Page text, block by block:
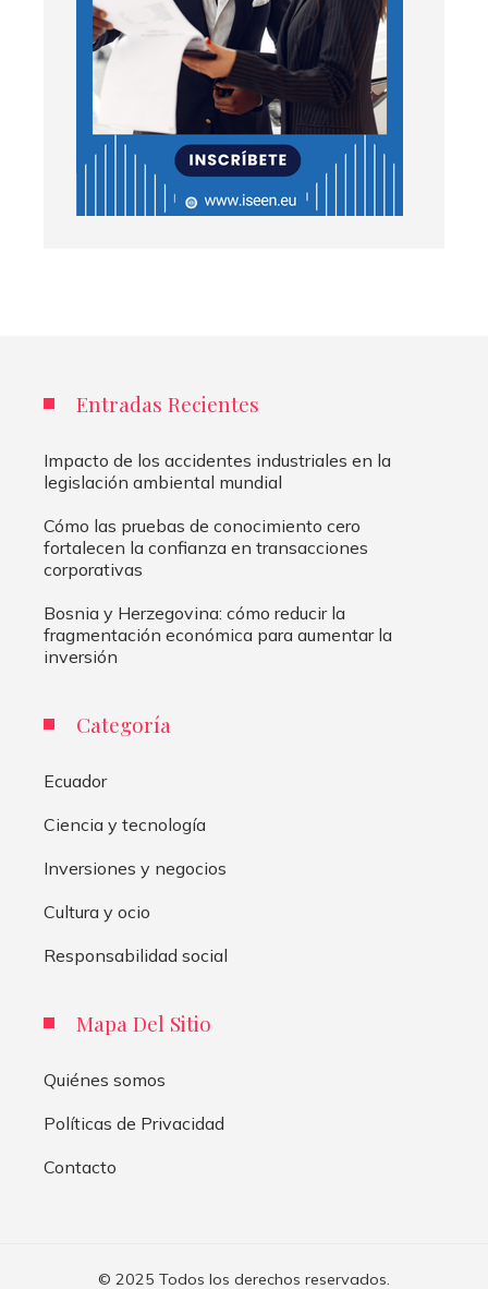
Entradas Recientes
Impacto de los accidentes industriales en la
legislación ambiental mundial
Cómo las pruebas de conocimiento cero
fortalecen la confianza en transacciones
corporativas
Bosnia y Herzegovina: cómo reducir la
fragmentación económica para aumentar la
inversión
Categoría
Ecuador
Ciencia y tecnología
Inversiones y negocios
Cultura y ocio
Responsabilidad social
Mapa Del Sitio
Quiénes somos
Políticas de Privacidad
Contacto
© 2025 Todos los derechos reservados.